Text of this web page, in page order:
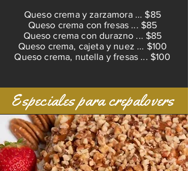
Queso crema y zarzamora ... $85
Queso crema con fresas ... $85
Queso crema con durazno ... $85
Queso crema, cajeta y nuez ... $100
Queso crema, nutella y fresas ... $100
Especiales para crepalovers